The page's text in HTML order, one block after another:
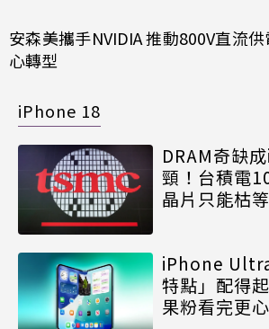
安森美攜手NVIDIA 推動800V直流
心轉型
iPhone 18
DRAM奇缺
頸！台積電
晶片只能枯等
iPhone
特點」配得
果粉看完更